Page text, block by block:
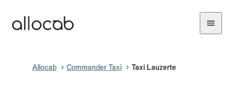
Allocab Commander Taxi Taxi Lauzerte